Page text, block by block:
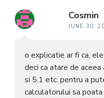
Cosmin
JUNE 30,
o explicatie ar fi ca,
deci ca atare de
si 5.1 etc. pentru a
calculatorului sa